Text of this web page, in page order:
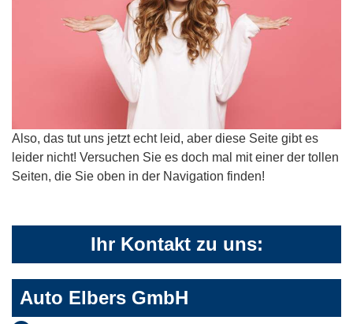
Also, das tut uns jetzt echt leid, aber diese Seite gibt es
leider nicht! Versuchen Sie es doch mal mit einer der tollen
Seiten, die Sie oben in der Navigation finden!
Ihr Kontakt zu uns:
Auto Elbers GmbH